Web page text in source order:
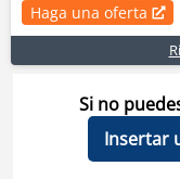
Haga una oferta
Si no
Insertar